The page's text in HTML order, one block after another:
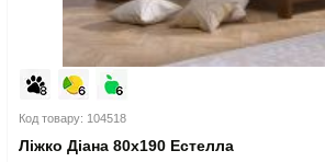
Код товару: 104518
Ліжко Діана 80x190 Естелла